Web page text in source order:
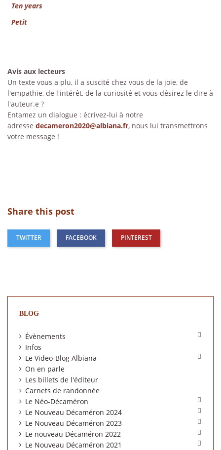
Ten years
Petit
Avis aux lecteurs
Un texte vous a plu, il a suscité chez vous de la joie, de
l'empathie, de l'intérêt, de la curiosité et vous désirez le dire à
l'auteur.e ?
Entamez un dialogue : écrivez-lui à notre
adresse decameron2020@albiana.fr, nous lui transmettrons
votre message !
Share this post
TWITTER FACEBOOK PINTEREST
BLOG
Évènements 
Infos
Le Video-Blog Albiana

On en parle
Les billets de l'éditeur
Carnets de randonnée
Le Néo-Décaméron

Le Nouveau Décaméron 2024 
Le Nouveau Décaméron 2023 
Le nouveau Décaméron 2022 
Le Nouveau Décaméron 2021 